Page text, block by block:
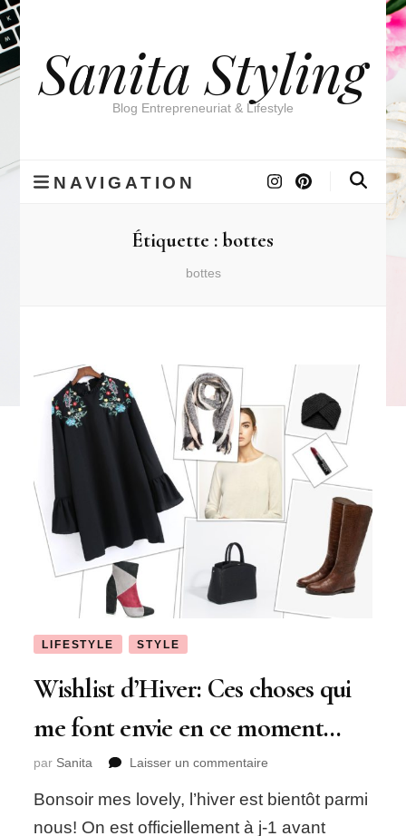
Sanita Styling
Blog Entrepreneuriat & Lifestyle
NAVIGATION
Étiquette :bottes
bottes
LIFESTYLE STYLE
Wishlist d’Hiver: Ces choses qui
me font envie en ce moment…
par Sanita Laisser un commentaire
d’Hiver:
Ces
Bonsoir mes lovely, l’hiver est bientôt parmi
nous! On est officiellement à j-1 avant